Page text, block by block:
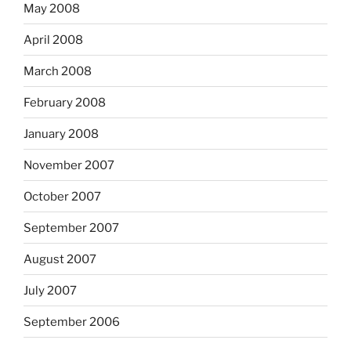
May 2008
April 2008
March 2008
February 2008
January 2008
November 2007
October 2007
September 2007
August 2007
July 2007
September 2006